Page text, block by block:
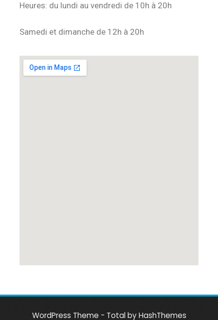
Heures: du lundi au vendredi de 10h à 20h
Samedi et dimanche de 12h à 20h
WordPress Theme - Totalby HashThemes